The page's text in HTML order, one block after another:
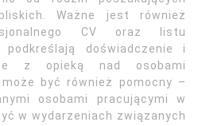
Ważne jest również
CV oraz listu
podkreślają doświadczenie i
z opieką nad osobami
być również pomocny –
osobami pracującymi w
w wydarzeniach związanych